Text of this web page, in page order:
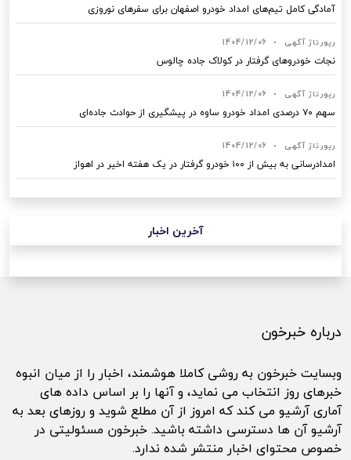
آمادگی کامل تیم‌های امداد خودرو اصفهان برای سفرهای نوروزی
رپورتاژ آگهی •
1404/12/06
نجات خودروهای گرفتار در کولاک جاده چالوس
رپورتاژ آگهی •
1404/12/06
سهم ۷۰ درصدی امداد خودرو ساوه در پیشگیری از حوادث جاده‌ای
رپورتاژ آگهی •
1404/12/06
امدادرسانی به بیش از ۱۰۰ خودرو گرفتار در یک هفته اخیر در اهواز
آخرین اخبار
درباره خبرخون
وبسایت خبرخون به روشی کاملا هوشمند، اخبار را از میان انبوه
خبرهای روز انتخاب می نماید، و آنها را بر اساس داده های
آماری آرشیو می کند که امروز از آن مطلع شوید و روزهای بعد به
آرشیو آن ها دسترسی داشته باشید. خبرخون مسئولیتی در
خصوص محتوای اخبار منتشر شده ندارد.